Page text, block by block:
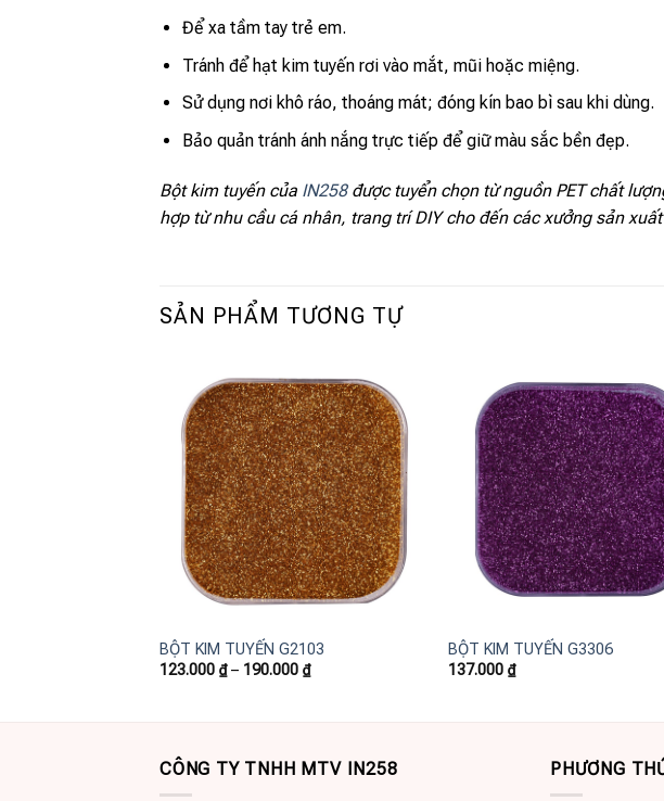
Để xa tầm tay trẻ em.
Tránh để hạt kim tuyến rơi vào mắt, mũi hoặc miệng.
Sử dụng nơi khô ráo, thoáng mát; đóng kín bao bì sau khi dùng.
Bảo quản tránh ánh nắng trực tiếp để giữ màu sắc bền đẹp.
Bột kim tuyến của IN258được tuyển chọn từ nguồn PET chất
hợp từ nhu cầu cá nhân, trang trí DIY cho đến các xưởng sản
SẢN PHẨM TƯƠNG TỰ
Add to
wishlist
BỘT KIM TUYẾN G2103
123.000 ₫– 190.000 ₫
BỘT KIM TUYẾN G3306
137.000₫
CÔNG TY TNHH MTV IN258 PHƯƠNG